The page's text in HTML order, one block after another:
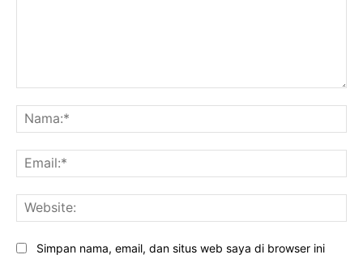
Simpan nama, email, dan situs web saya di browser ini